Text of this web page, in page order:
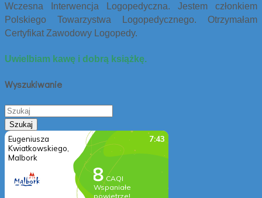
Wczesna Interwencja Logopedyczna. Jestem członkiem
Polskiego Towarzystwa Logopedycznego. Otrzymałam
Certyfikat Zawodowy Logopedy.
Uwielbiam kawę i dobrą książkę.
Wyszukiwanie